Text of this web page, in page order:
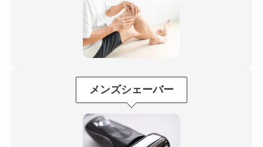
メンズシェーバー